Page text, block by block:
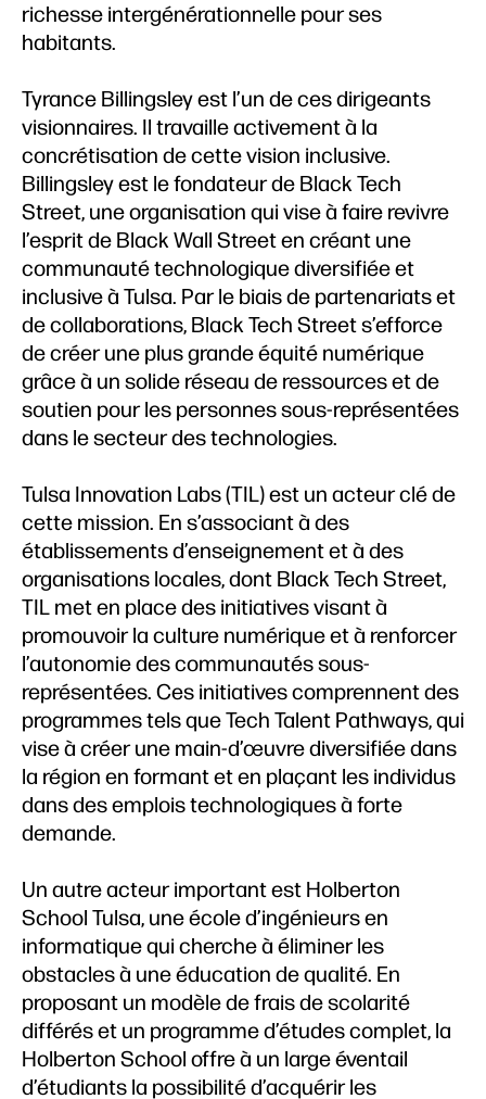
richesse intergénérationnelle pour ses
habitants.
Tyrance Billingsley est l’un de ces dirigeants
visionnaires. Il travaille activement à la
concrétisation de cette vision inclusive.
Billingsley est le fondateur de Black Tech
Street, une organisation qui vise à faire revivre
l’esprit de Black Wall Street en créant une
communauté technologique diversifiée et
inclusive à Tulsa. Par le biais de partenariats et
de collaborations, Black Tech Street s’efforce
de créer une plus grande équité numérique
grâce à un solide réseau de ressources et de
soutien pour les personnes sous-représentées
dans le secteur des technologies.
Tulsa Innovation Labs (TIL) est un acteur clé de
cette mission. En s’associant à des
établissements d’enseignement et à des
organisations locales, dont Black Tech Street,
TIL met en place des initiatives visant à
promouvoir la culture numérique et à renforcer
l’autonomie des communautés sous-
représentées. Ces initiatives comprennent des
programmes tels que Tech Talent Pathways, qui
vise à créer une main-d’œuvre diversifiée dans
la région en formant et en plaçant les individus
dans des emplois technologiques à forte
demande.
Un autre acteur important est Holberton
School Tulsa, une école d’ingénieurs en
informatique qui cherche à éliminer les
obstacles à une éducation de qualité. En
proposant un modèle de frais de scolarité
différés et un programme d’études complet, la
Holberton School offre à un large éventail
d’étudiants la possibilité d’acquérir les